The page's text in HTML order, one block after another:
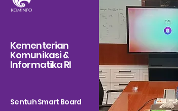
Kementerian
Komunikasi &
Informatika RI
Sentuh Smart Board